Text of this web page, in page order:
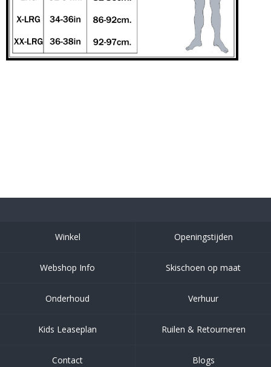
Winkel Openingstijden
Webshop Info Skischoen op maat
Onderhoud Verhuur
Kids Leaseplan Ruilen & Retourneren
Contact Blogs